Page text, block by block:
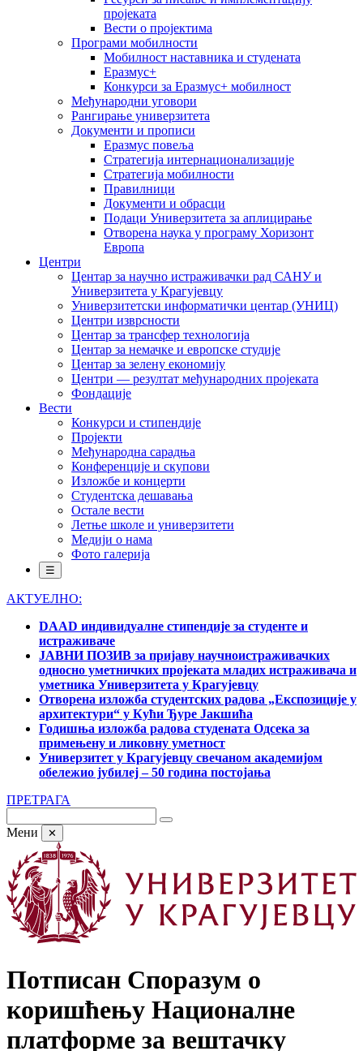
пројеката
Вести о пројектима
Програми мобилности
Мобилност наставника и студената
Еразмус+
Конкурси за Еразмус+ мобилност
Међународни уговори
Рангирање универзитета
Документи и прописи
Еразмус повеља
Стратегија интернационализације
Стратегија мобилности
Правилници
Документи и обрасци
Подаци Универзитета за аплицирање
Отворена наука у програму Хоризонт
Европа
Центри
Центар за научно истраживачки рад САНУ и
Универзитета у Крагујевцу
Универзитетски информатички центар (УНИЦ)
Центри изврсности
Центар за трансфер технологија
Центар за немачке и европске студије
Центар за зелену економију
Центри — резултат међународних пројеката
Фондације
Вести
Конкурси и стипендије
Пројекти
Међународна сарадња
Конференције и скупови
Изложбе и концерти
Студентска дешавања
Остале вести
Летње школе и универзитети
Медији о нама
Фото галерија
☰
АКТУЕЛНО:
DAAD индивидуалне стипендије за студенте и
истраживаче
ЈАВНИ ПОЗИВ за пријаву научноистраживачких
односно уметничких пројеката младих истраживача и
уметника Универзитета у Крагујевцу
Отворена изложба студентских радова „Експозиције у
архитектури“ у Кући Ђуре Јакшића
Годишња изложба радова студената Одсека за
примењену и ликовну уметност
Универзитет у Крагујевцу свечаном академијом
обележио јубилеј – 50 година постојања
ПРЕТРАГА
Мени ✕
Потписан Споразум о
коришћењу Националне
платформе за вештачку